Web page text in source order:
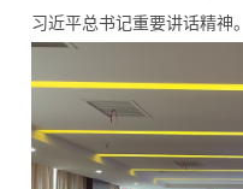
习近平总书记重要讲话精神。